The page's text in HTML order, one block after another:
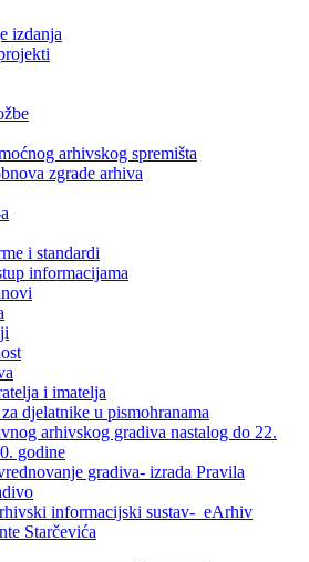
izdanja
arhivskog spremišta
zgrade arhiva
i standardi
informacijama
i imatelja
djelatnike u pismohranama
arhivskog gradiva nastalog do 22.
godine
gradiva- izrada Pravila
informacijski sustav- eArhiv
Starčevića